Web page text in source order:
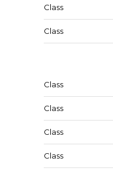
Class
Class
Class
Class
Class
Class